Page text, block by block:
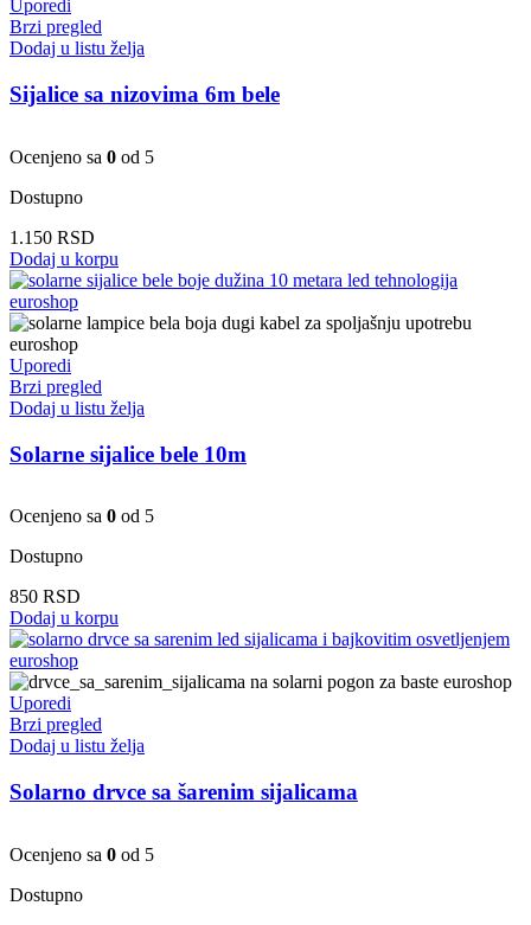
Uporedi
Brzi pregled
Dodaj u listu želja
Sijalice sa nizovima 6m bele
Ocenjeno sa 0 od 5
Dostupno
1.150 RSD
Dodaj u korpu
Uporedi
Brzi pregled
Dodaj u listu želja
Solarne sijalice bele 10m
Ocenjeno sa 0 od 5
Dostupno
850 RSD
Dodaj u korpu
Uporedi
Brzi pregled
Dodaj u listu želja
Solarno drvce sa šarenim sijalicama
Ocenjeno sa 0 od 5
Dostupno